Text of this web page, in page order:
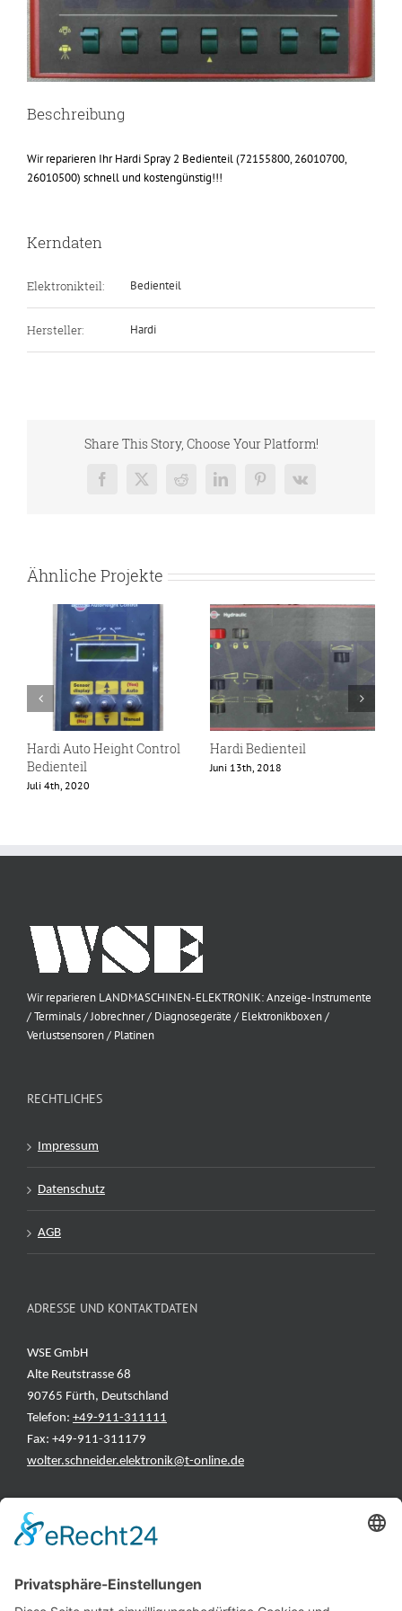
Beschreibung
Wir reparieren Ihr Hardi Spray 2 Bedienteil (72155800, 26010700,
26010500) schnell und kostengünstig!!!
Kerndaten
Elektronikteil: Bedienteil
Hersteller: Hardi
Share This Story, Choose Your Platform!
Facebook
X RedditLinkedInPinterest
Vk
Ähnliche Projekte
Hardi Auto Height Control
Bedienteil
Juli 4th, 2020
Hardi Bedienteil
Juni 13th, 2018
Wir reparieren LANDMASCHINEN-ELEKTRONIK: Anzeige-Instrumente
/ Terminals / Jobrechner / Diagnosegeräte / Elektronikboxen /
Verlustsensoren / Platinen
RECHTLICHES
Impressum
Datenschutz
AGB
ADRESSE UND KONTAKTDATEN
WSE GmbH
Alte Reutstrasse 68
90765 Fürth, Deutschland
Telefon: +49-911-311111
Fax: +49-911-311179
wolter.schneider.elektronik@t-online.de
INFORMATIONEN